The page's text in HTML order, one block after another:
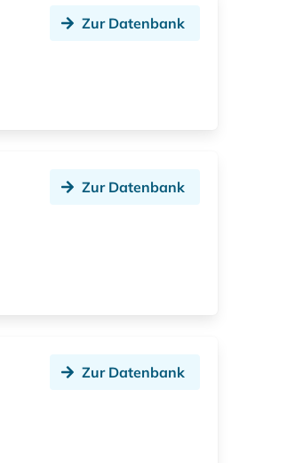
Zur Datenbank
Zur Datenbank
Zur Datenbank